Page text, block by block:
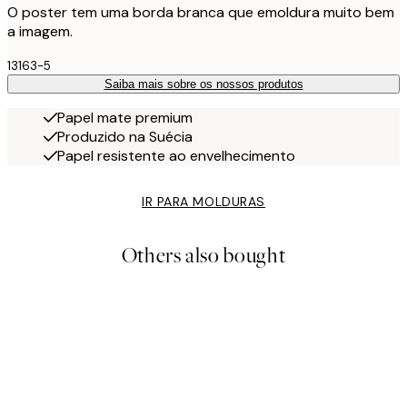
O poster tem uma borda branca que emoldura muito bem
a imagem.
13163-5
Saiba mais sobre os nossos produtos
Papel mate premium
Produzido na Suécia
Papel resistente ao envelhecimento
IR PARA MOLDURAS
Others also bought